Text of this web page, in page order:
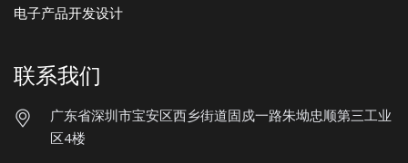
电子产品开发设计
联系我们
广东省深圳市宝安区西乡街道固戍一路朱坳忠顺第三工业
区4楼